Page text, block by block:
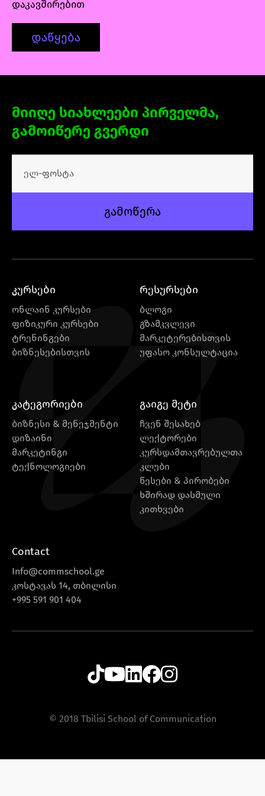
განმავლობაში შექმნილ პორტფოლიოს.
დაკავშირებით
დაწყება
მიიღე სიახლეები პირველმა,
გამოიწერე გვერდი
გამოწერა
კურსები
ონლაინ კურსები
ფიზიკური კურსები
ტრენინგები
ბიზნესებისთვის
რესურსები
ბლოგი
გზამკვლევი
მარკეტერებისთვის
უფასო კონსულტაცია
კატეგორიები
ბიზნესი & მენეჯმენტი
დიზაინი
მარკეტინგი
ტექნოლოგიები
გაიგე მეტი
ჩვენ შესახებ
ლექტორები
კურსდამთავრებულთა
კლუბი
წესები & პირობები
ხშირად დასმული
კითხვები
Contact
Info@commschool.ge
კოსტავას 14, თბილისი
+995 591 901 404
© 2018 Tbilisi School of Communication